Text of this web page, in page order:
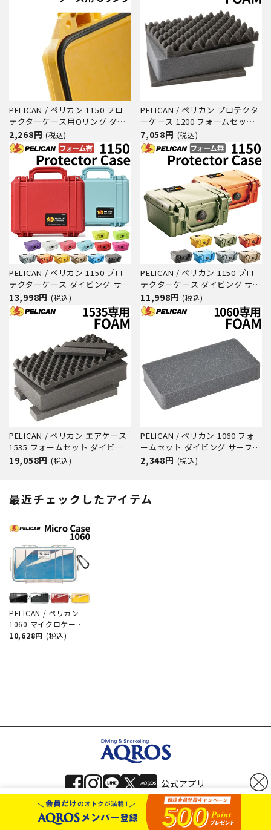
PELICAN / ペリカン 1150 プロ
テクターケース用Oリング ダイ
ビング サーフィン アウトドア
キャンプ 釣り カメラ 精密機器
防水 防塵 耐衝撃
2,268円 (税込)
PELICAN / ペリカン プロテクタ
ーケース 1200 フォームセット
ダイビング サーフィン アウトド
ア キャンプ 釣り カメラ 精密機
器 防水 防塵 耐衝撃
7,058円 (税込)
PELICAN / ペリカン 1150 プロ
テクターケース ダイビング サー
フィン アウトドア キャンプ 釣
り カメラ 精密機器 防水 防塵 耐
衝撃
13,998円 (税込)
PELICAN / ペリカン 1150 プロ
テクターケース ダイビング サー
フィン アウトドア キャンプ 釣
り カメラ 精密機器 防水 防塵 耐
衝撃
11,998円 (税込)
PELICAN / ペリカン エアケース
1535 フォームセット ダイビン
グ サーフィン アウトドア キャ
19,058円 (税込)
PELICAN / ペリカン 1060 フォ
ームセット ダイビング サーフィ
ン アウトドア キャンプ 釣り カ
2,348円 (税込)
最近チェックしたアイテム
PELICAN / ペリカン
1060 マイクロケース
ダイビング サーフィン
10,628円 (税込)
公式アプリ
カートボタンへ移動